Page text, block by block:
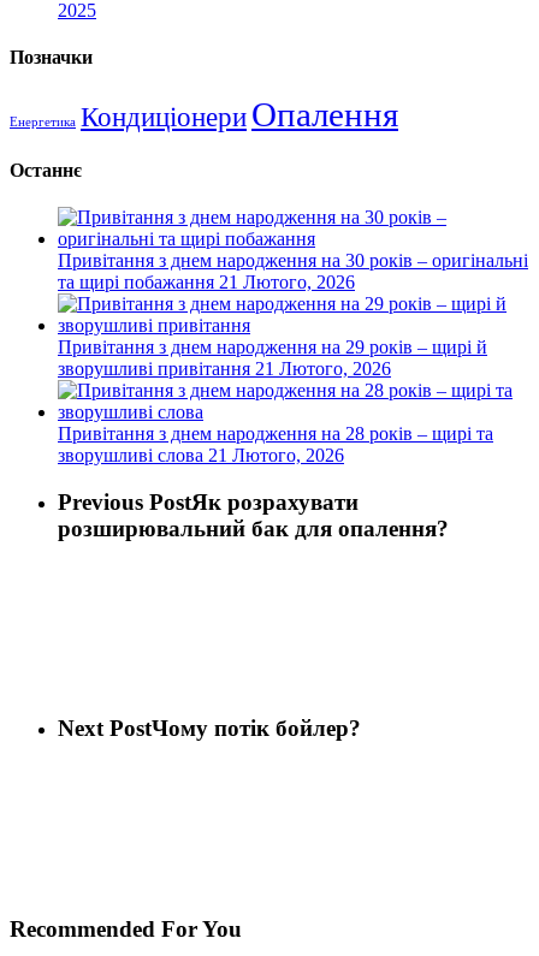
2025
Позначки
Енергетика КондиціонериОпалення
Останнє
Привітання з днем народження на 30 років – оригінальні
та щирі побажання 21 Лютого, 2026
Привітання з днем народження на 29 років – щирі й
зворушливі привітання 21 Лютого, 2026
Привітання з днем народження на 28 років – щирі та
зворушливі слова 21 Лютого, 2026
Previous PostЯк розрахувати
розширювальний бак для опалення?
Next PostЧому потік бойлер?
Recommended For You